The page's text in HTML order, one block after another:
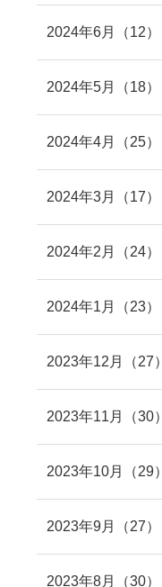
2024年6月（12）
2024年5月（18）
2024年4月（25）
2024年3月（17）
2024年2月（24）
2024年1月（23）
2023年12月（27）
2023年11月（30）
2023年10月（29）
2023年9月（27）
2023年8月（30）